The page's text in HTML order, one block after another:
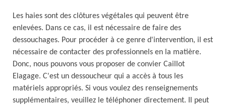
Les haies sont des clôtures végétales qui peuvent être
enlevées. Dans ce cas, il est nécessaire de faire des
dessouchages. Pour procéder à ce genre d'intervention, il est
nécessaire de contacter des professionnels en la matière.
Donc, nous pouvons vous proposer de convier Caillot
Elagage. C'est un dessoucheur qui a accès à tous les
matériels appropriés. Si vous voulez des renseignements
supplémentaires, veuillez le téléphoner directement. Il peut